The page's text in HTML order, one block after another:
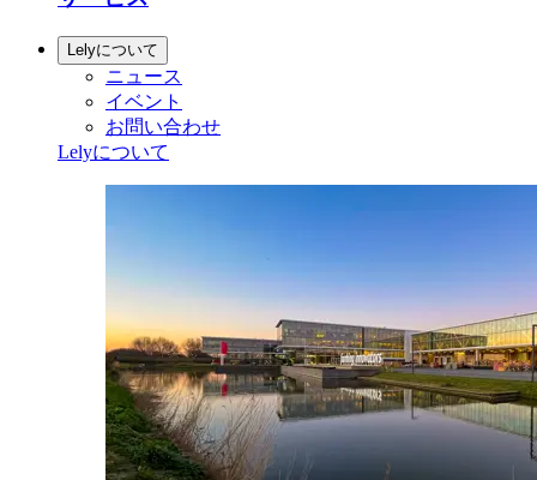
Lelyについて
ニュース
イベント
お問い合わせ
Lelyについて